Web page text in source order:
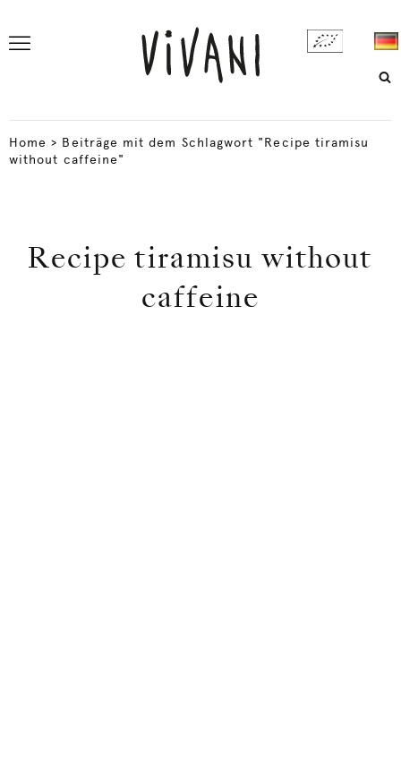
Home > Beiträge mit dem Schlagwort "Recipe tiramisu
without caffeine"
Recipe tiramisu without
caffeine